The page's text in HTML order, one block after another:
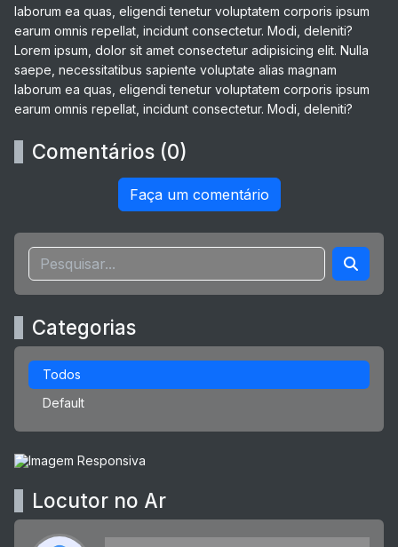
laborum ea quas, eligendi tenetur voluptatem corporis ipsum
earum omnis repellat, incidunt consectetur. Modi, deleniti?
Lorem ipsum, dolor sit amet consectetur adipisicing elit. Nulla
saepe, necessitatibus sapiente voluptate alias magnam
laborum ea quas, eligendi tenetur voluptatem corporis ipsum
earum omnis repellat, incidunt consectetur. Modi, deleniti?
Comentários (0)
Faça um comentário
Categorias
Todos
Default
Locutor no Ar